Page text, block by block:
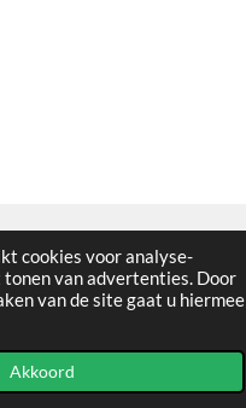
cookies voor analyse-
van advertenties. Door
van de site gaat u hiermee
Akkoord
Het vlinderpad